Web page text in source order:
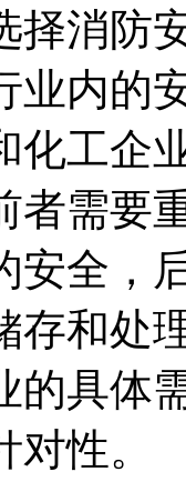
择消防
业内的
化工企
者需要
安全，
存和处
的具体
性。